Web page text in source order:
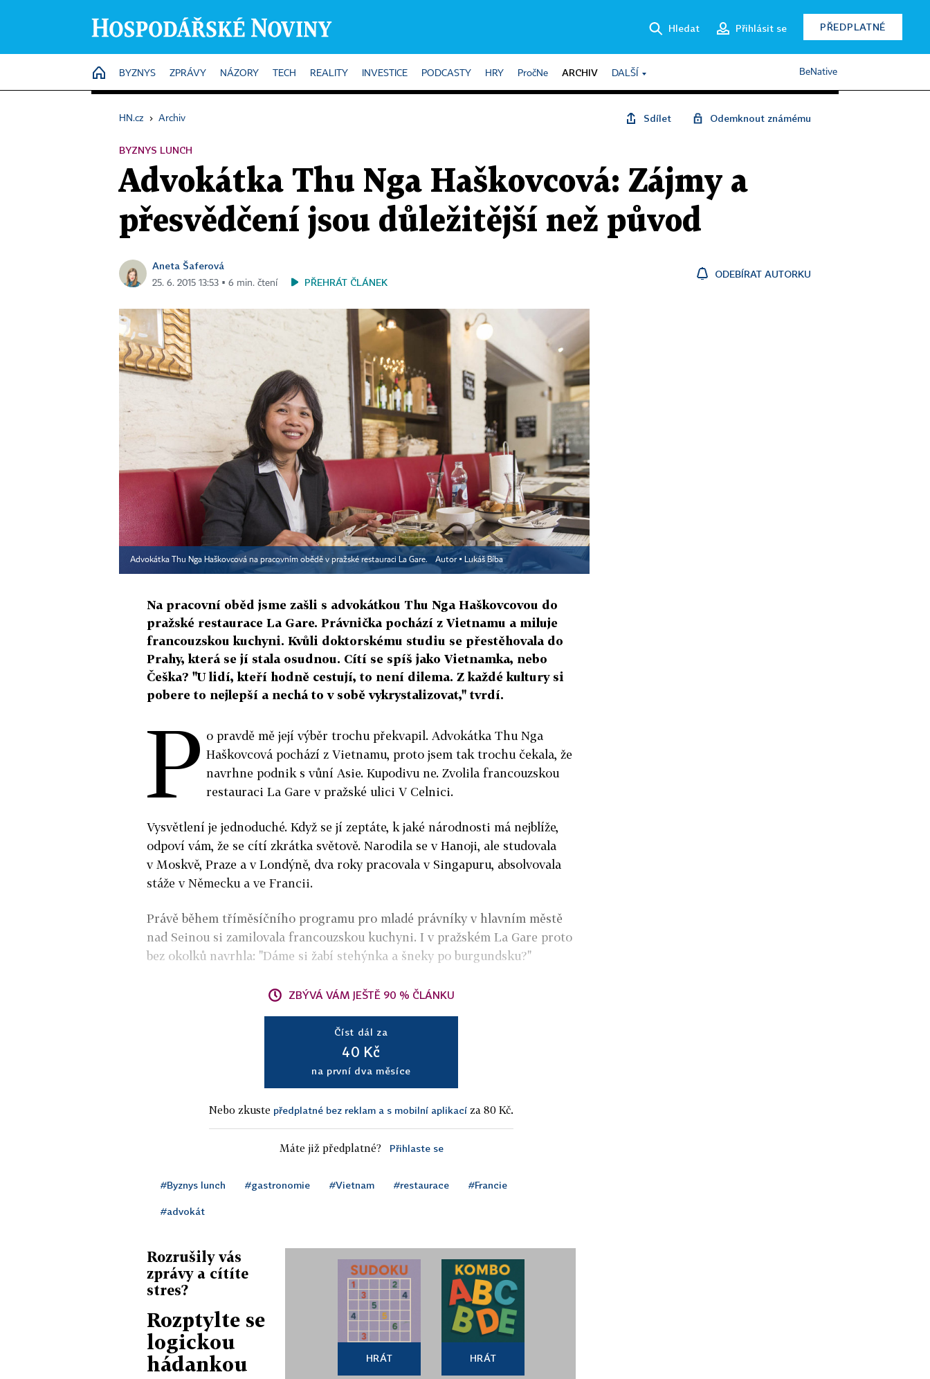
Hledat Přihlásit se PŘEDPLATNÉ
HOME
BYZNYS ZPRÁVY NÁZORY TECH REALITY INVESTICE PODCASTY HRY PročNe ARCHIV DALŠÍ BeNative
HN.cz › Archiv Sdílet Odemknout známému
BYZNYS LUNCH
Advokátka Thu Nga Haškovcová: Zájmy a
přesvědčení jsou důležitější než původ
Aneta Šaferová
25. 6. 2015 13:53 ▪ 6 min. čtení PŘEHRÁT ČLÁNEK
ODEBÍRAT AUTORKU
Advokátka Thu Nga Haškovcová na pracovním obědě v pražské restauraci La Gare. Autor ▪ Lukáš Bíba
Na pracovní oběd jsme zašli s advokátkou Thu Nga Haškovcovou do
pražské restaurace La Gare. Právnička pochází z Vietnamu a miluje
francouzskou kuchyni. Kvůli doktorskému studiu se přestěhovala do
Prahy, která se jí stala osudnou. Cítí se spíš jako Vietnamka, nebo
Češka? "U lidí, kteří hodně cestují, to není dilema. Z každé kultury si
pobere to nejlepší a nechá to v sobě vykrystalizovat," tvrdí.
P o pravdě mě její výběr trochu překvapil. Advokátka Thu Nga
Haškovcová pochází z Vietnamu, proto jsem tak trochu čekala, že
navrhne podnik s vůní Asie. Kupodivu ne. Zvolila francouzskou
restauraci La Gare v pražské ulici V Celnici.
Vysvětlení je jednoduché. Když se jí zeptáte, k jaké národnosti má nejblíže,
odpoví vám, že se cítí zkrátka světově. Narodila se v Hanoji, ale studovala
v Moskvě, Praze a v Londýně, dva roky pracovala v Singapuru, absolvovala
stáže v Německu a ve Francii.
Právě během tříměsíčního programu pro mladé právníky v hlavním městě
nad Seinou si zamilovala francouzskou kuchyni. I v pražském La Gare proto
bez okolků navrhla: "Dáme si žabí stehýnka a šneky po burgundsku?"
ZBÝVÁ VÁM JEŠTĚ 90 % ČLÁNKU
Číst dál za
40 Kč
na první dva měsíce
Nebo zkuste předplatné bez reklam a s mobilní aplikací za 80 Kč.
Máte již předplatné? Přihlaste se
#Byznys lunch #gastronomie #Vietnam #restaurace #Francie
#advokát
Rozrušily vás
zprávy a cítíte
stres?
Rozptylte se
logickou
hádankou
HRÁT HRÁT